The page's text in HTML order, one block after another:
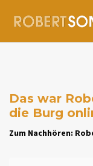
Das war
die Burg
Zum Nachhören: